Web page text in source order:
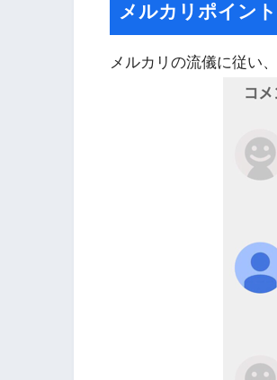
メルカリポイン
メルカリの流儀に従い